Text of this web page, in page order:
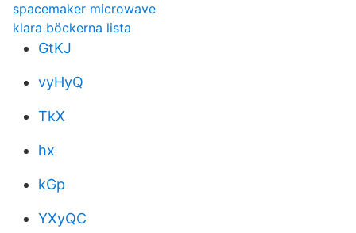
spacemaker microwave
klara böckerna lista
GtKJ
vyHyQ
TkX
hx
kGp
YXyQC